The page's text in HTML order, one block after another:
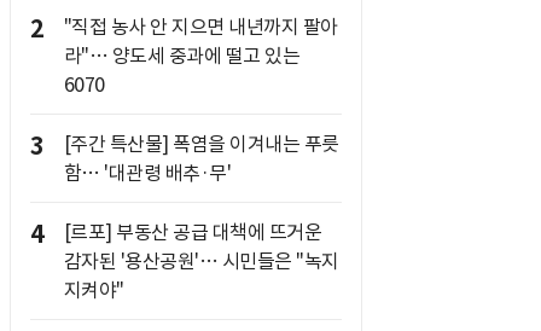
2
"직접 농사 안 지으면 내년까지 팔아
라"… 양도세 중과에 떨고 있는
6070
3
[주간 특산물] 폭염을 이겨내는 푸릇
함… '대관령 배추·무'
4
[르포] 부동산 공급 대책에 뜨거운
감자된 '용산공원'… 시민들은 "녹지
지켜야"